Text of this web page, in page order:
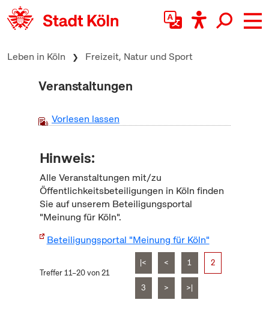
zum Inhalt springen
Leben in Köln Freizeit, Natur und Sport
Veranstaltungen
Vorlesen lassen
Hinweis:
Alle Veranstaltungen mit/zu
Öffentlichkeitsbeteiligungen in Köln finden
Sie auf unserem Beteiligungsportal
"Meinung für Köln".
Beteiligungsportal "Meinung für Köln"
Treffer 11–20 von 21
|< < 1 2
3 > >|